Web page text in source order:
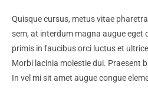
Quisque cursus, metus vitae
sem, at interdum magna augue eget
primis in faucibus orci luctus et
Morbi lacinia molestie dui. Praesent
In vel mi sit amet augue congue